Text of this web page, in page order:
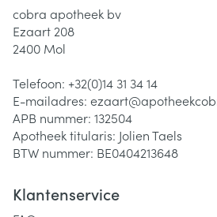
cobra apotheek bv
Ezaart 208
2400 Mol
Telefoon: +32(0)14 31 34 14
E-mailadres: ezaart@
APB nummer: 132504
Apotheek titularis: Jolien Taels
BTW nummer: BE0404213648
Klantenservice